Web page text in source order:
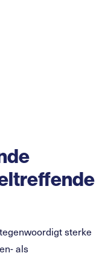
sterke
als